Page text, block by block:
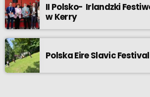
II Polsko- Irlandzki
w Kerry
Polska Eire Slavic